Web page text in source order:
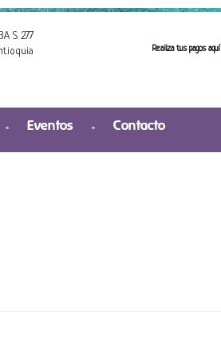
S 277
Realiza tus pagos aquí
Eventos Contacto